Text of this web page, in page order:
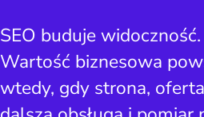
SEO buduje widoczność.
Wartość biznesowa
wtedy, gdy strona,